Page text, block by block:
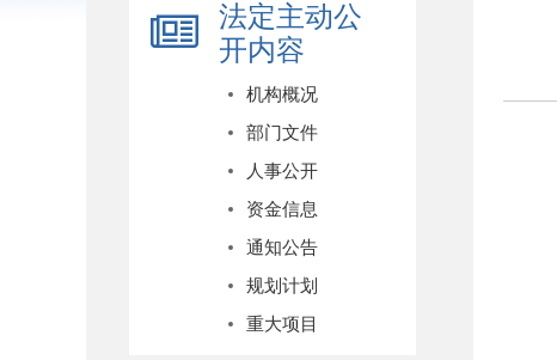
法定主动公
开内容
机构概况
部门文件
人事公开
资金信息
通知公告
规划计划
重大项目